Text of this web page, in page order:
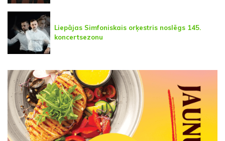
Liepājas Simfoniskais orķestris noslēgs 145.
koncertsezonu